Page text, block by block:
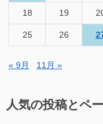
18 19
25 26
« 9月 11月 »
人気の投稿とペ